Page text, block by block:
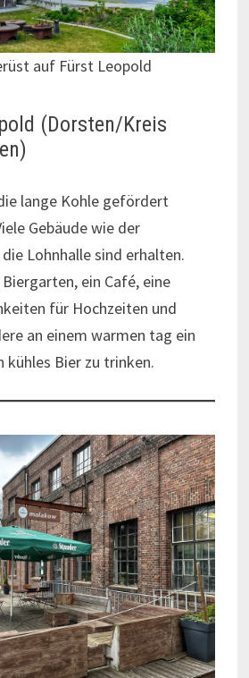
auf Fürst Leopold
(Dorsten/Kreis
lange Kohle gefördert
Gebäude wie der
Lohnhalle sind erhalten.
ein Café, eine
für Hochzeiten und
an einem warmen tag ein
kühles Bier zu trinken.